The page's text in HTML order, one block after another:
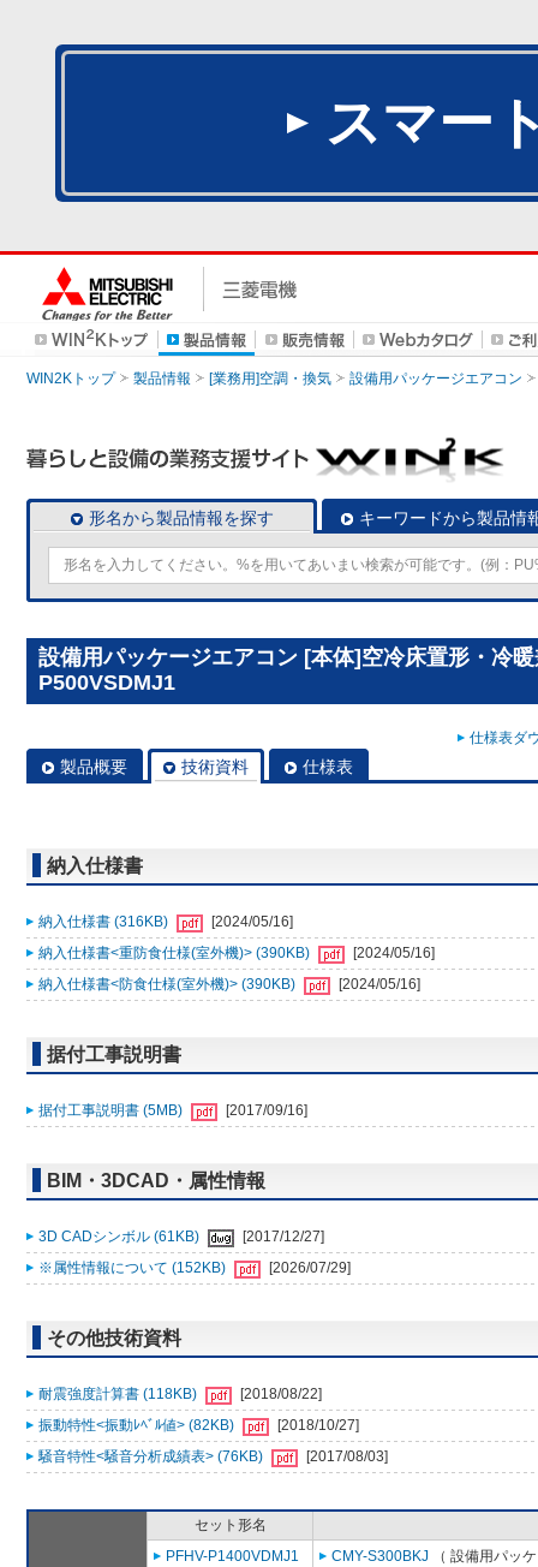
スマー
WIN2Kトップ 製品情報 [業務用]空調・換気 設備用パッケージエアコン
形名から製品情報を探す キーワードから製品情
設備用パッケージエアコン [本体]空冷床置形・冷
P500VSDMJ1
仕様表ダ
製品概要 技術資料 仕様表
納入仕様書
納入仕様書 (316KB)
[2024/05/16]
納入仕様書<重防食仕様(室外機)> (390KB)
[2024/05/16]
納入仕様書<防食仕様(室外機)> (390KB)
[2024/05/16]
据付工事説明書
据付工事説明書 (5MB) [2017/09/16]
BIM・3DCAD・属性情報
3D CADシンボル (61KB)
[2017/12/27]
※属性情報について (152KB)
[2026/07/29]
その他技術資料
耐震強度計算書 (118KB)
[2018/08/22]
振動特性<振動ﾚﾍﾞﾙ値> (82KB)
[2018/10/27]
騒音特性<騒音分析成績表> (76KB)
[2017/08/03]
セット形名
PFHV-P1400VDMJ1
CMY-S300BKJ （ 設備用パッ